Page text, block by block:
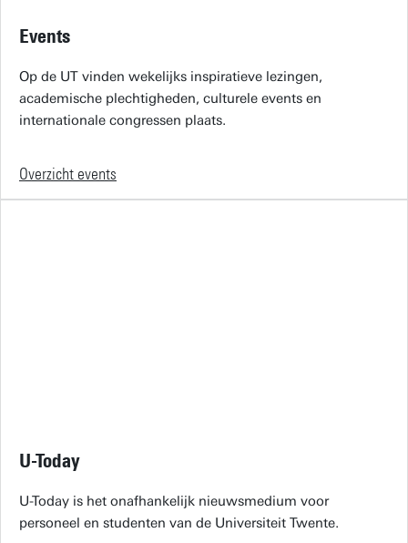
Events
Op de UT vinden wekelijks inspiratieve lezingen,
academische plechtigheden, culturele events en
internationale congressen plaats.
Overzicht events
U-Today
U-Today is het onafhankelijk nieuwsmedium voor
personeel en studenten van de Universiteit Twente.